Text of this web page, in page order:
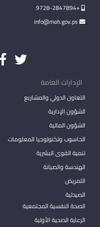
+9728-2847894
الإدارات العامة
التعاون الدولي والمشاريع
الشؤون الإدارية
الشؤون المالية
الحاسوب وتكنولوجيا المعلومات
تنمية القوى البشرية
الهندسة والصيانة
التمريض
الصيدلية
الصحة النفسية المجتمعية
الرعاية الصحية الأولية